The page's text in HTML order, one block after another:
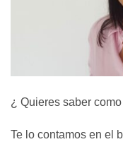
¿ Quieres saber
Te lo contamos en el